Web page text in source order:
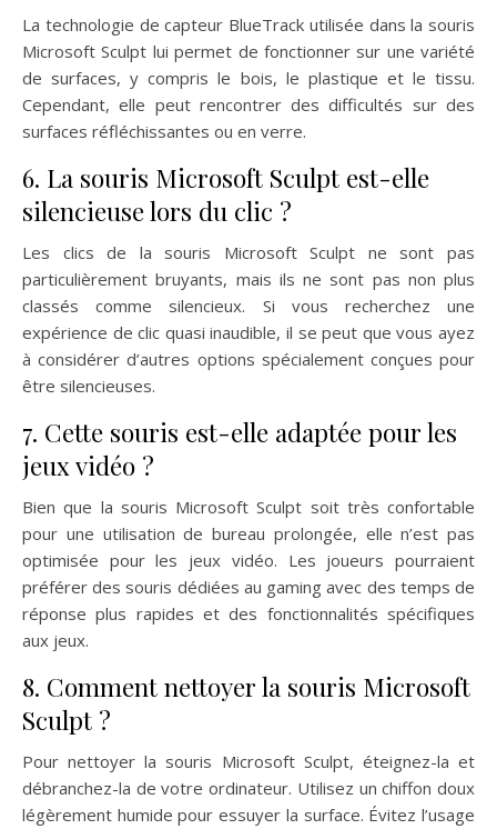
La technologie de capteur BlueTrack utilisée dans la souris
Microsoft Sculpt lui permet de fonctionner sur une variété
de surfaces, y compris le bois, le plastique et le tissu.
Cependant, elle peut rencontrer des difficultés sur des
surfaces réfléchissantes ou en verre.
6. La souris Microsoft Sculpt est-elle
silencieuse lors du clic ?
Les clics de la souris Microsoft Sculpt ne sont pas
particulièrement bruyants, mais ils ne sont pas non plus
classés comme silencieux. Si vous recherchez une
expérience de clic quasi inaudible, il se peut que vous ayez
à considérer d’autres options spécialement conçues pour
être silencieuses.
7. Cette souris est-elle adaptée pour les
jeux vidéo ?
Bien que la souris Microsoft Sculpt soit très confortable
pour une utilisation de bureau prolongée, elle n’est pas
optimisée pour les jeux vidéo. Les joueurs pourraient
préférer des souris dédiées au gaming avec des temps de
réponse plus rapides et des fonctionnalités spécifiques
aux jeux.
8. Comment nettoyer la souris Microsoft
Sculpt ?
Pour nettoyer la souris Microsoft Sculpt, éteignez-la et
débranchez-la de votre ordinateur. Utilisez un chiffon doux
légèrement humide pour essuyer la surface. Évitez l’usage